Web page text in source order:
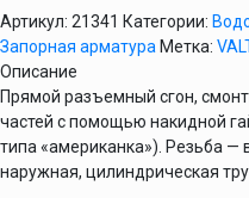
никелированная)
Артикул: 21341 Категории:
Запорная арматура Метка:
Описание
Прямой разъемный сгон,
частей с помощью накидной
типа «американка»). Резьба —
наружная, цилиндрическая